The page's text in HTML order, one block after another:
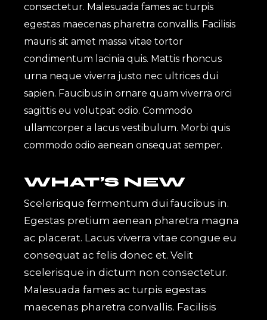
consectetur. Malesuada fames ac turpis
egestas maecenas pharetra convallis. Facilisis
mauris sit amet massa vitae tortor
condimentum lacinia quis. Mattis rhoncus
urna neque viverra justo nec ultrices dui
sapien. Faucibus in ornare quam viverra orci
sagittis eu volutpat odio. Commodo
ullamcorper a lacus vestibulum. Morbi quis
commodo odio aenean onsequat semper.
WHAT’S NEW
Scelerisque fermentum dui faucibus in.
Egestas pretium aenean pharetra magna
ac placerat. Lacus viverra vitae congue eu
consequat ac felis donec et. Velit
scelerisque in dictum non consectetur.
Malesuada fames ac turpis egestas
maecenas pharetra convallis. Facilisis